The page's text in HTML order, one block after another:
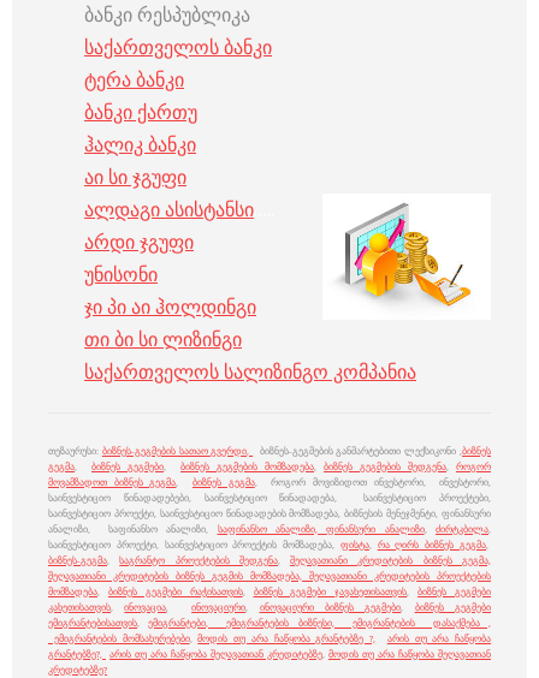
ბანკი რესპუბლიკა
საქართველოს ბანკი
ტერა ბანკი
ბანკი ქართუ
ჰალიკ ბანკი
აი სი ჯგუფი
ალდაგი ასისტანსი
არდი ჯგუფი
უნისონი
ჯი პი აი ჰოლდინგი
თი ბი სი ლიზინგი
საქართველოს სალიზინგო კომპანია
თეზაურუსი: ბიზნეს-გეგმების სათაო გვერდი, ბიზნეს-გეგმების განმარტებითი ლექსიკონი ,ბიზნეს
გეგმა
ბიზნეს გეგმები ბიზნეს გეგმების მომზადება ბიზნეს გეგმების შედგენა
როგორ
მოვამზადოთ ბიზნეს გეგმა
ბიზნეს გეგმა, როგორ მოვიზიდოთ ინვესტორი, ინვესტორი,
საინვესტიციო წინადადებები, საინვესტიციო წინადადება, საინვესტიციო პროექტები,
საინვესტიციო პროექტი, საინვესტიციო წინადადების მომზადება, ბიზნესის მენეჯმენტი, ფინანსური
ანალიზი, საფინანსო ანალიზი, საფინანსო ანალიზი,ფინანსური ანალიზი, ძირტკბილა
საინვესტიციო პროექტი, საინვესტიციო პროექტის მომზადება, ფისტა, რა ღირს ბიზნეს გეგმა
ბიზნეს-გეგმა ,საგრანტო პროექტების შედგენა,შეღავათიანი კრედიტების ბიზნეს გეგმა,
შეღავათიანი კრედიტების ბიზნეს გეგმის მომზადება, შეღავათიანი კრედიტების პროექტების
მომზადება
ბიზნეს გეგმები რაჭისათვის, ბიზნეს გეგმები ჯავახეთისათვის ,ბიზნეს გეგმები
კახეთისათვის ,ინოვაცია ,ინოვაციური ინოვაციური ბიზნეს გეგმები
ბიზნეს გეგმები
ემიგრანტებისათვის ,ემიგრანტები, ემიგრანტების ბიზნესი, ემიგრანტების დასაქმება ,
ემიგრანტების მომსახურებები,მოდის თუ არა ჩაწყობა გრანტებზე ?,
არის თუ არა ჩაწყობა
გრანტებზე?,
არის თუ არა ჩაწყობა შეღავათიან კრედიტებზე მოდის თუ არა ჩაწყობა შეღავათიან
კრედიტებზე?